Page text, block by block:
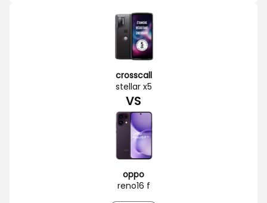
crosscall
stellar x5
VS
oppo
reno16 f